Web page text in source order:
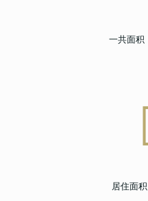
一共面积
居住面